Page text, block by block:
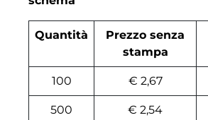
Quantità
Prezzo senza
stampa
100 € 2,67
500 € 2,54